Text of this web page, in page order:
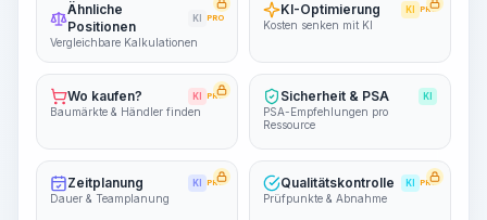
Ähnliche
Positionen
KI PRO
Vergleichbare Kalkulationen
KI-Optimierung KI PRO
Kosten senken mit KI
Wo kaufen? KI PRO
Baumärkte & Händler finden
Sicherheit & PSA KI
PSA-Empfehlungen pro
Ressource
Zeitplanung KI PRO
Dauer & Teamplanung
Qualitätskontrolle KI PRO
Prüfpunkte & Abnahme